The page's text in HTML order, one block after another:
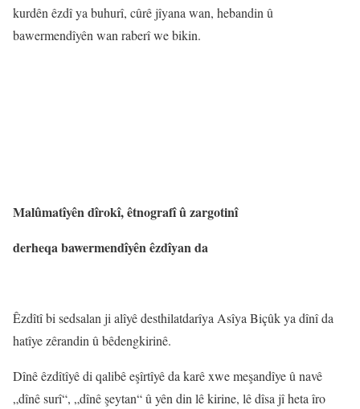
kurdên êzdî ya buhurî, cûrê jîyana wan, hebandin û
bawermendîyên wan raberî we bikin.
Malûmatîyên dîrokî, êtnografî û zargotinî
derheqa bawermendîyên êzdîyan da
Êzdîtî bi sedsalan ji alîyê desthilatdarîya Asîya Biçûk ya dînî da
hatîye zêrandin û bêdengkirinê.
Dînê êzdîtîyê di qalibê eşîrtîyê da karê xwe meşandîye û navê
„dînê surî“, „dînê şeytan“ û yên din lê kirine, lê dîsa jî heta îro